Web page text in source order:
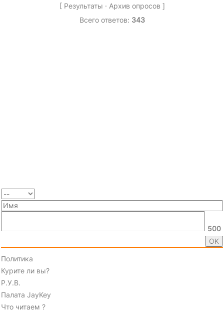
[ Результаты · Архив опросов ]
Всего ответов: 343
500
Политика
Курите ли вы?
Р.У.В.
Палата JayKey
Что читаем ?